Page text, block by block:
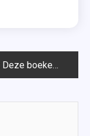
Deze boeken verschijnen in oktober 2019